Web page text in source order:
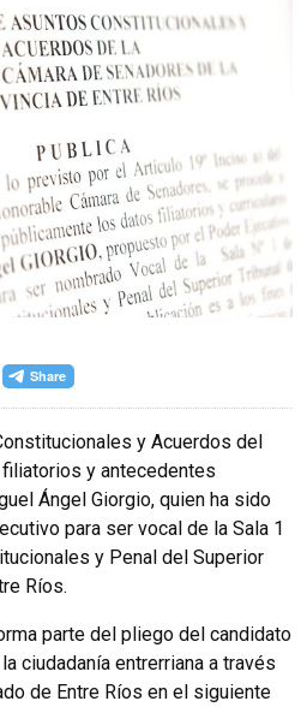
y Acuerdos del
y antecedentes
Ángel Giorgio, quien ha sido
para ser vocal de la Sala 1
y Penal del Superior
Ríos.
parte del pliego del candidato
ciudadanía entrerriana a través
de Entre Ríos en el siguiente